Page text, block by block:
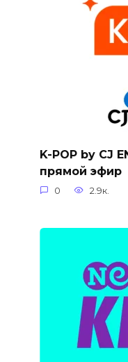
K-POP by CJ
прямой эфир
0 2.9к.